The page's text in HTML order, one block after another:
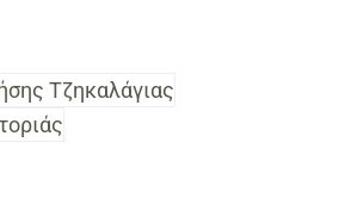
Τζηκαλάγιας